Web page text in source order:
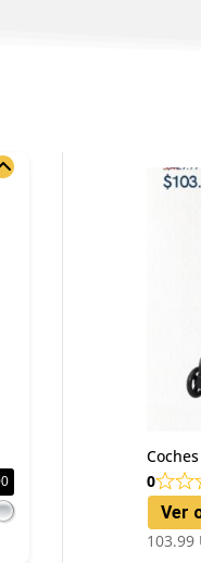
0
Ver
103.99